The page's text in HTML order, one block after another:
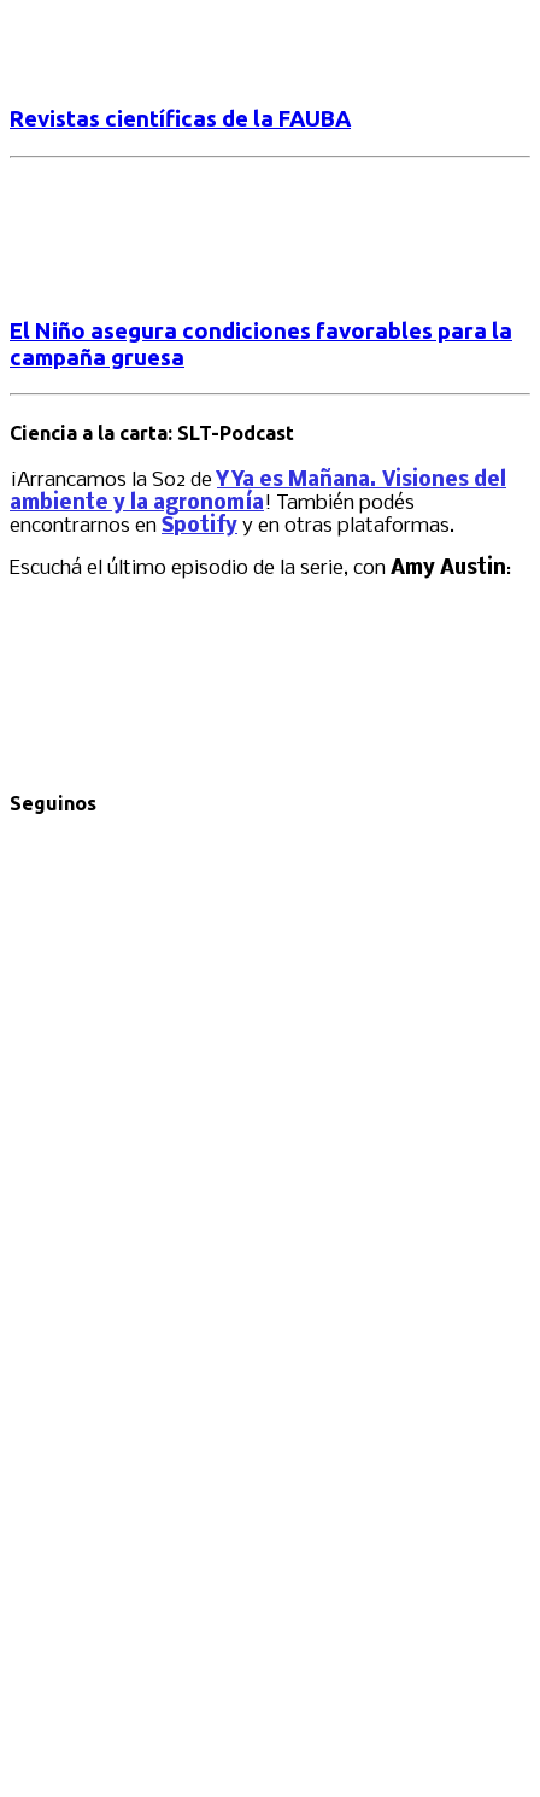
Revistas científicas de la FAUBA
El Niño asegura condiciones favorables para la
campaña gruesa
Ciencia a la carta: SLT-Podcast
¡Arrancamos la S02 deY Ya es Mañana. Visiones del
ambiente y la agronomía! También podés
encontrarnos en Spotify y en otras plataformas.
Escuchá el último episodio de la serie, con Amy Austin:
Seguinos